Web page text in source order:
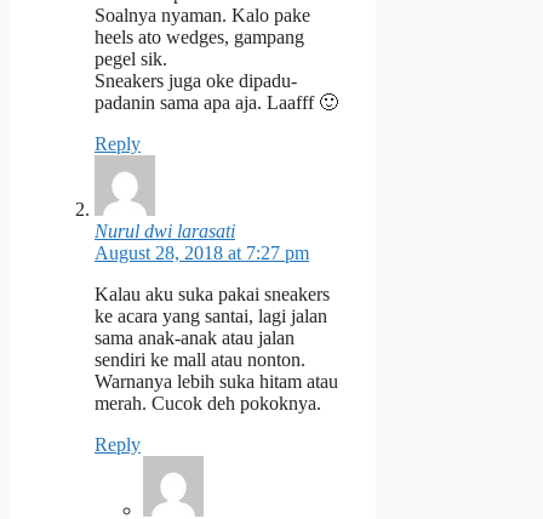
Soalnya nyaman. Kalo pake
heels ato wedges, gampang
pegel sik.
Sneakers juga oke dipadu-
padanin sama apa aja. Laafff 🙂
Reply
Nurul dwi larasati
August 28, 2018 at 7:27 pm
Kalau aku suka pakai sneakers
ke acara yang santai, lagi jalan
sama anak-anak atau jalan
sendiri ke mall atau nonton.
Warnanya lebih suka hitam atau
merah. Cucok deh pokoknya.
Reply